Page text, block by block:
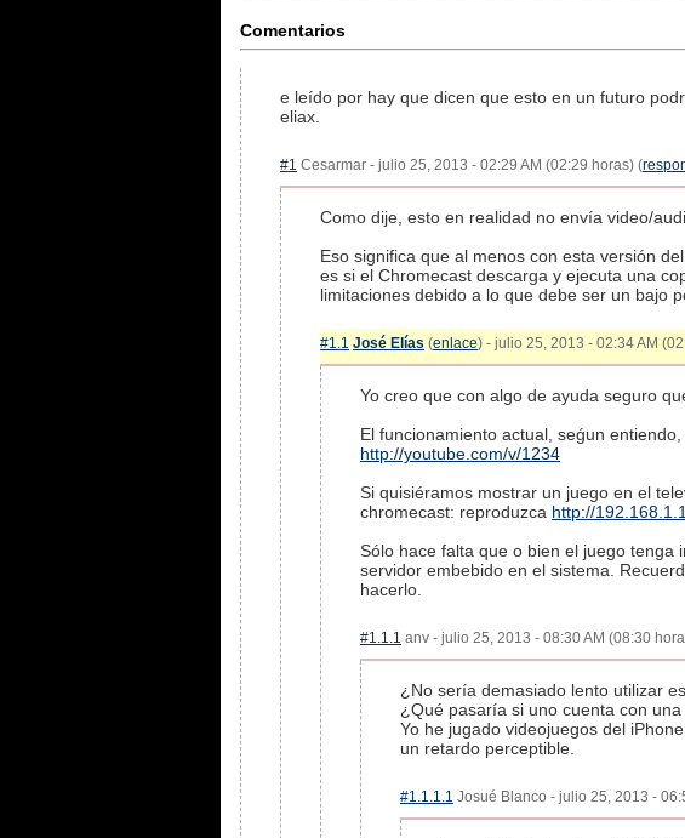
Comentarios
e leído por hay que dicen que esto en un futuro
eliax.
#1 Cesarmar - julio 25, 2013 - 02:29 AM (02:29 horas) (
Como dije, esto en realidad no envía video/
Eso significa que al menos con esta versión
es si el Chromecast descarga y ejecuta una
limitaciones debido a lo que debe ser un bajo
#1.1 José Elías (enlace) - julio 25, 2013 - 02:34 AM
Yo creo que con algo de ayuda seguro
El funcionamiento actual, seǵun
http://youtube.com/v/1234
Si quisiéramos mostrar un juego en el
chromecast: reproduzca http://
Sólo hace falta que o bien el juego tenga
servidor embebido en el sistema.
hacerlo.
#1.1.1 anv - julio 25, 2013 - 08:30 AM (08:30
¿No sería demasiado lento utilizar
¿Qué pasaría si uno cuenta con
Yo he jugado videojuegos del
un retardo perceptible.
#1.1.1.1 Josué Blanco - julio 25, 2013 -